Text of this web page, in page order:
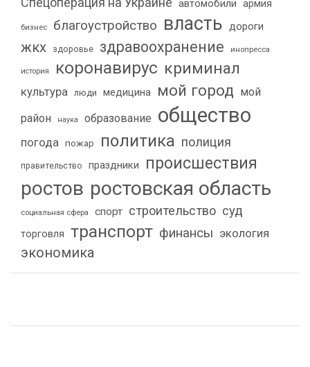
автомобили армия
бизнес благоустройство власть дороги
жкх здоровье здравоохранение инопресса
история коронавирус криминал
культура люди медицина мой город мой
район
наука образование общество
погода пожар политика полиция
правительство праздники происшествия
ростов ростовская область
социальная сфера спорт строительство суд
торговля транспорт финансы экология
экономика